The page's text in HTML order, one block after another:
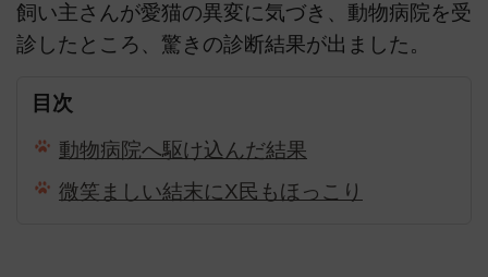
飼い主さんが愛猫の異変に気づき、動物病院を受
診したところ、驚きの診断結果が出ました。
目次
動物病院へ駆け込んだ結果
微笑ましい結末にX民もほっこり